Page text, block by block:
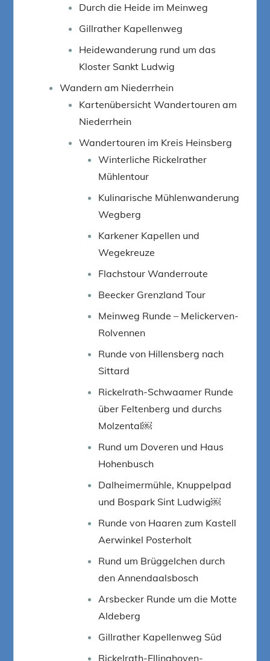
Durch die Heide im Meinweg
Gillrather Kapellenweg
Heidewanderung rund um das
Kloster Sankt Ludwig
Wandern am Niederrhein
Kartenübersicht Wandertouren am
Niederrhein
Wandertouren im Kreis Heinsberg
Winterliche Rickelrather
Mühlentour
Kulinarische Mühlenwanderung
Wegberg
Karkener Kapellen und
Wegekreuze
Flachstour Wanderroute
Beecker Grenzland Tour
Meinweg Runde – Melickerven-
Rolvennen
Runde von Hillensberg nach
Sittard
Rickelrath-Schwaamer Runde
über Feltenberg und durchs
Molzental￼
Rund um Doveren und Haus
Hohenbusch
Dalheimermühle, Knuppelpad
und Bospark Sint Ludwig￼
Runde von Haaren zum Kastell
Aerwinkel Posterholt
Rund um Brüggelchen durch
den Annendaalsbosch
Arsbecker Runde um die Motte
Aldeberg
Gillrather Kapellenweg Süd
Rickelrath-Ellinghoven-